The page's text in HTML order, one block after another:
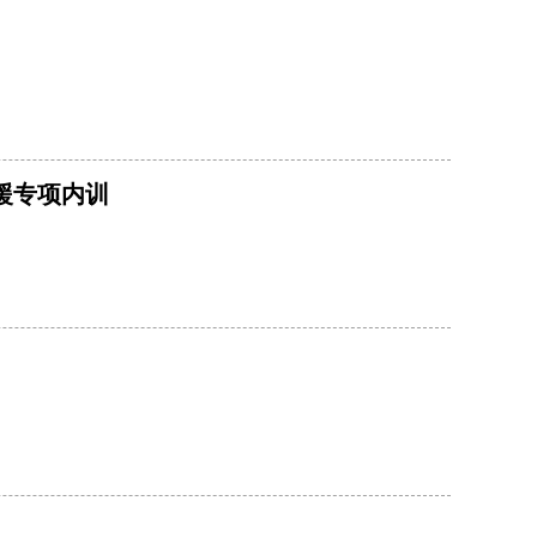
项内训